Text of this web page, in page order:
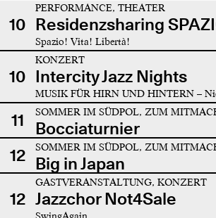
10
PERFORMANCE, THEATER
Residenzsharing
Spazio! Vita! Libertà!
10
KONZERT
Intercity Jazz Nights
MUSIK FÜR HIRN UND HINTERN –
11 SOMMER IM SÜDPOL, ZUM
Bocciaturnier
12
SOMMER IM SÜDPOL, ZUM
Big in Japan
12
GASTVERANSTALTUNG, KONZERT
Jazzchor Not4Sale